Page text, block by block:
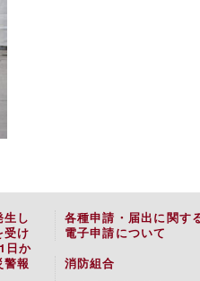
し
受け
日か
警報
各種申請・届出に関す
電子申請について
消防組合